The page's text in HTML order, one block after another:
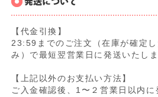
【代金引換】
23:59までのご注文（在庫が確定
み）で最短翌営業日に発送いたしま
【上記以外のお支払い方法】
ご入金確認後、1〜２営業日以内に